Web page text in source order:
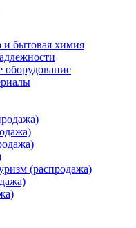
бытовая химия
(распродажа)